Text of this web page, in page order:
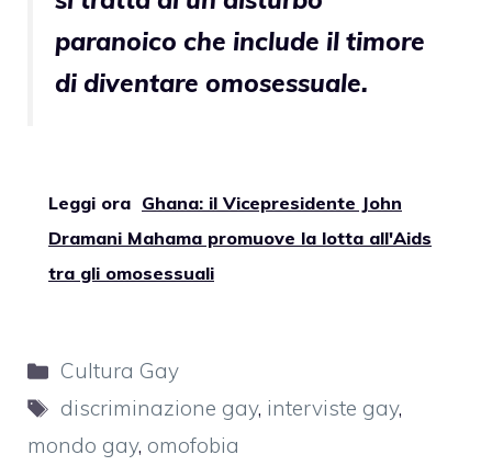
paranoico che include il timore
di diventare omosessuale.
Leggi ora Ghana: il Vicepresidente John
Dramani Mahama promuove la lotta all'Aids
tra gli omosessuali
Categorie
Cultura Gay
Tag
discriminazione gay, interviste gay,
mondo gay, omofobia